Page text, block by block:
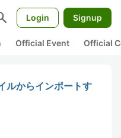
Login Signup
Official Event Official
からインポートす